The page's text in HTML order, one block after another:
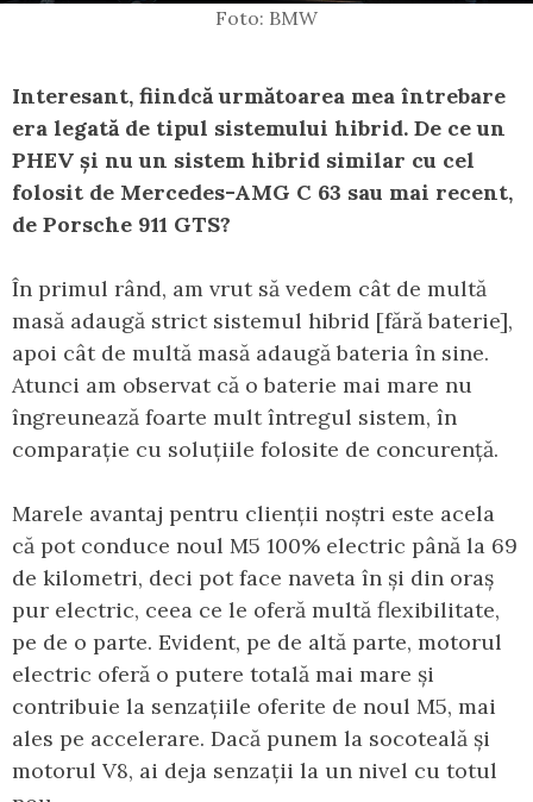
Foto: BMW
Interesant, fiindcă următoarea mea întrebare
era legată de tipul sistemului hibrid. De ce un
PHEV și nu un sistem hibrid similar cu cel
folosit de Mercedes-AMG C 63 sau mai recent,
de Porsche 911 GTS?
În primul rând, am vrut să vedem cât de multă
masă adaugă strict sistemul hibrid [fără baterie],
apoi cât de multă masă adaugă bateria în sine.
Atunci am observat că o baterie mai mare nu
îngreunează foarte mult întregul sistem, în
comparație cu soluțiile folosite de concurență.
Marele avantaj pentru clienții noștri este acela
că pot conduce noul M5 100% electric până la 69
de kilometri, deci pot face naveta în și din oraș
pur electric, ceea ce le oferă multă flexibilitate,
pe de o parte. Evident, pe de altă parte, motorul
electric oferă o putere totală mai mare și
contribuie la senzațiile oferite de noul M5, mai
ales pe accelerare. Dacă punem la socoteală și
motorul V8, ai deja senzații la un nivel cu totul